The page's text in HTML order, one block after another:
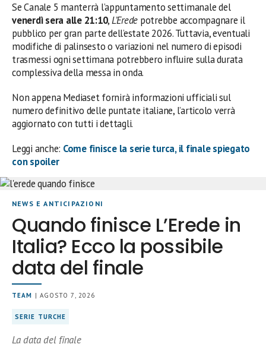
Se Canale 5 manterrà l’appuntamento settimanale del
venerdì sera alle 21:10,L’Erede potrebbe accompagnare il
pubblico per gran parte dell’estate 2026. Tuttavia, eventuali
modifiche di palinsesto o variazioni nel numero di episodi
trasmessi ogni settimana potrebbero influire sulla durata
complessiva della messa in onda.
Non appena Mediaset fornirà informazioni ufficiali sul
numero definitivo delle puntate italiane, l’articolo verrà
aggiornato con tutti i dettagli.
Leggi anche: Come finisce la serie turca, il finale spiegato
con spoiler
NEWS E ANTICIPAZIONI
Quando finisce L’Erede in
Italia? Ecco la possibile
data del finale
TEAM | AGOSTO 7, 2026
SERIE TURCHE
La data del finale